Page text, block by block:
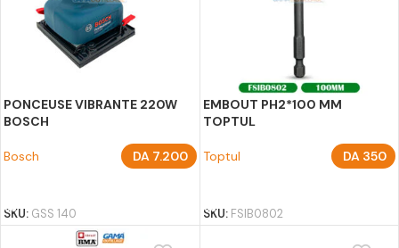
PONCEUSE VIBRANTE 220W
BOSCH
Bosch DA7.200
SKU: GSS 140
EMBOUT PH2*100 MM
TOPTUL
Toptul DA 350
SKU: FSIB0802